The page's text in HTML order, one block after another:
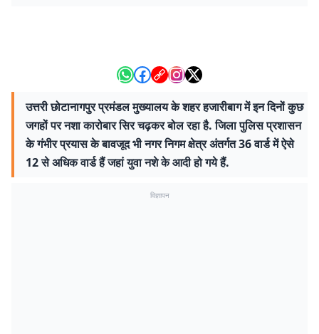
उत्तरी छोटानागपुर प्रमंडल मुख्यालय के शहर हजारीबाग में इन दिनों कुछ
जगहों पर नशा कारोबार सिर चढ़कर बोल रहा है. जिला पुलिस प्रशासन
के गंभीर प्रयास के बावजूद भी नगर निगम क्षेत्र अंतर्गत 36 वार्ड में ऐसे
12 से अधिक वार्ड हैं जहां युवा नशे के आदी हो गये हैं.
विज्ञापन